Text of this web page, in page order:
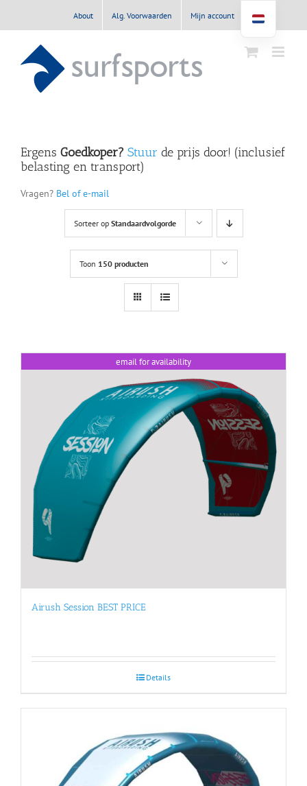
inhoud
About Alg. Voorwaarden Mijn account
Ergens Goedkoper? Stuur de prijs door! (inclusief
belasting en transport)
Vragen? Bel of e-mail
Sorteer op Standaardvolgorde
Toon 150 producten
email for availability
Airush Session BEST PRICE
Details